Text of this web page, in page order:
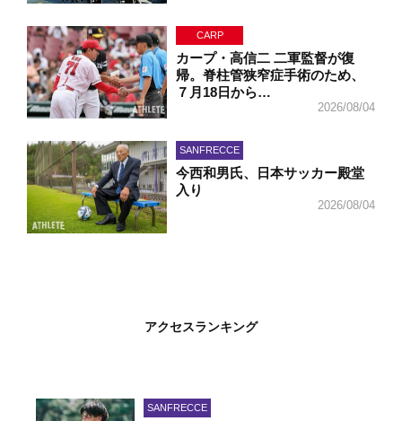
CARP
カープ・高信二 二軍監督が復
帰。脊柱管狭窄症手術のため、
７月18日から…
2026/08/04
SANFRECCE
今西和男氏、日本サッカー殿堂
入り
2026/08/04
アクセスランキング
SANFRECCE